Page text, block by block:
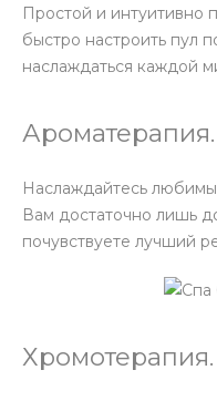
Простой и интуитивно
быстро настроить пул
наслаждаться каждой
Ароматерапия.
Наслаждайтесь
Вам достаточно лишь
почувствуете лучший
Хромотерапия.